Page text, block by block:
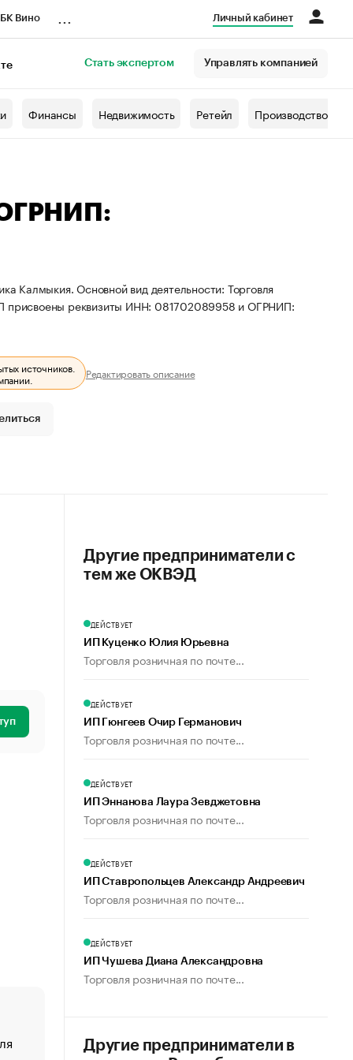
Вино Личный кабинет
Стать экспертом Управлять компанией
Финансы Недвижимость Ретейл Производство
ОГРНИП:
Калмыкия. Основной вид деятельности: Торговля
присвоены реквизиты ИНН: 081702089958 и ОГРНИП:
источников.
Редактировать описание
«От спорта тело стареет иначе». Как живет глава
Другие предприниматели с
тем же ОКВЭД
ДЕЙСТВУЕТ
ИП Куценко Юлия Юрьевна
Торговля розничная по почте...
ДЕЙСТВУЕТ
ИП Гюнгеев Очир Германович
Торговля розничная по почте...
ДЕЙСТВУЕТ
ИП Эннанова Лаура Зевджетовна
Торговля розничная по почте...
ДЕЙСТВУЕТ
ИП Ставропольцев Александр Андреевич
Торговля розничная по почте...
ДЕЙСТВУЕТ
ИП Чушева Диана Александровна
Торговля розничная по почте...
Другие предприниматели в